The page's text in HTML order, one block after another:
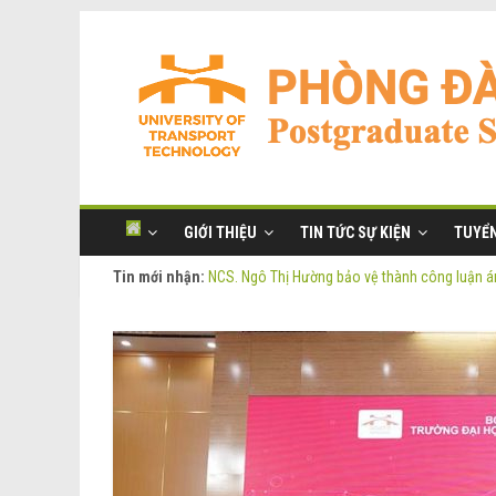
GIỚI THIỆU TIN TỨC SỰ KIỆN
Tin mới nhận: NCS. Ngô Thị Hường bảo vệ thành công luận
Thông tin luận án tiến sĩ của NCS. Ngô Thị
NCS. Phạm Thị Oanh bảo vệ thành công luận